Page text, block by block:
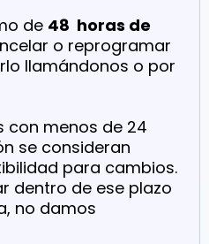
de 48 horas de
o reprogramar
llamándonos o por
con menos de 24
se consideran
para cambios.
dentro de ese plazo
no damos